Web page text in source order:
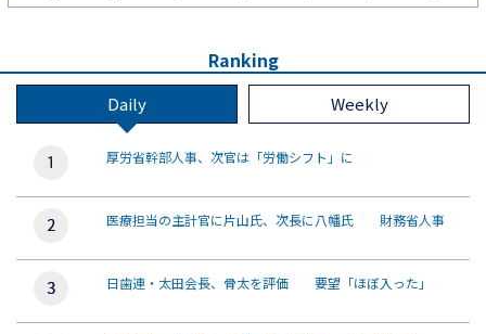
Ranking
Daily Weekly
厚労省幹部人事、次官は「労働シフト」に
医療担当の主計官に片山氏、次長に八幡氏 財務省人事
日歯連・太田会長、骨太を評価 要望「ほぼ入った」